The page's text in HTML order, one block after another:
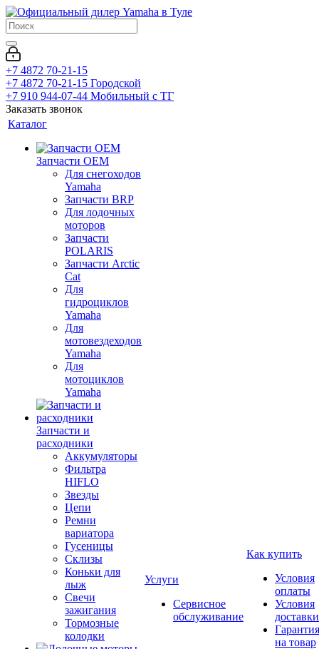
+7 4872 70-21-15
+7 4872 70-21-15 Городской
+7 910 944-07-44 Мобильный с ТГ
Заказать звонок
Каталог
Запчасти OEM
Для снегоходов
Yamaha
Запчасти BRP
Для лодочных
моторов
Запчасти
POLARIS
Запчасти Arctic
Cat
Для
гидроциклов
Yamaha
Для
мотовездеходов
Yamaha
Для
мотоциклов
Yamaha
Запчасти и
расходники
Аккумуляторы
Фильтра
HIFLO
Звезды
Цепи
Ремни
вариатора
Гусеницы
Склизы
Коньки для
лыж
Свечи
зажигания
Тормозные
колодки
Услуги
Сервисное
обслуживание
Как купить
Условия
оплаты
Условия
доставки
Гарантия
на товар